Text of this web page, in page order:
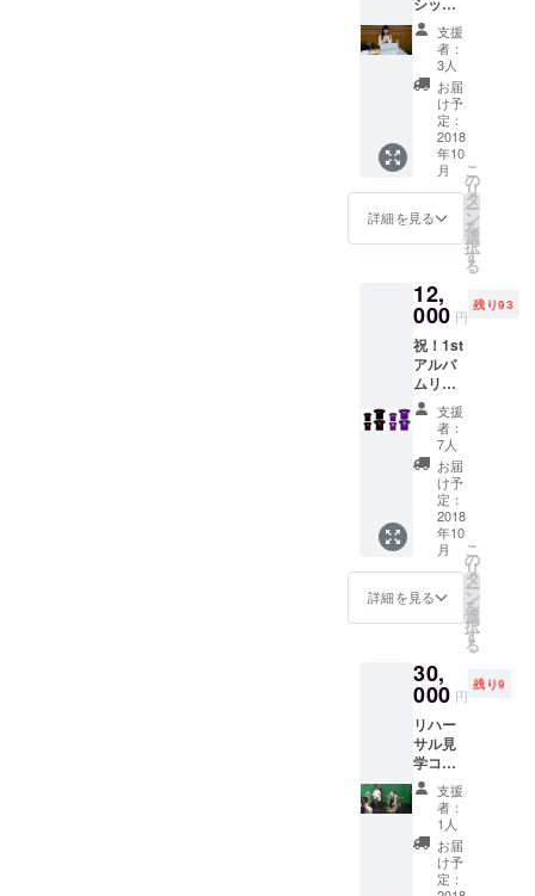
ン
コース
・1stア
ルバム
CD ・新
曲入り
PV（DV
D） ・
アクリ
ルキー
ホル
ダー ア
クリル
キーホ
は5ｃｍ
×5ｃｍ
アルバ
ムジャ
ケット
デザイ
ン
支援
者：
3人
お届
け予
定：
2018
年10
月
詳細を見る
こ
の
リ
タ
ー
ン
を
選
択
す
る
12,
000 円
残り93
祝！1st
アルバ
ムリ
リース
ライブ
＆パー
テイー
前夜祭
コース
・1stア
ルバム
CD ・新
曲
PV（DV
D） ・
CDブッ
トにお
名前記
載 ・T
シャツ
(新柄、
サイズ
はS,M,L
より選
択でき
ます）
・ライ
ブ＆
支援
者：
7人
お届
け予
定：
2018
年10
月
詳細を見る
こ
の
リ
タ
ー
ン
を
選
択
す
る
30,
000 円
残り9
リハー
サル見
学コー
ス ・1st
アルバ
ムCD ・
新曲
PV（DV
D） ・
支援
者：
1人
お届
け予
定：